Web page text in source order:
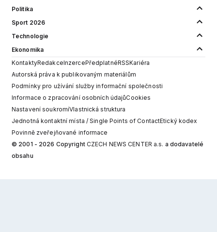
Politika
Sport 2026
Technologie
Ekonomika
KontaktyRedakceInzercePředplatnéRSSKariéra
Autorská práva k publikovaným materiálům
Podmínky pro užívání služby informační společnosti
Informace o zpracování osobních údajůCookies
Nastavení soukromíVlastnická struktura
Jednotná kontaktní místa / Single Points of ContactEtický kodex
Povinně zveřejňované informace
© 2001 - 2026 Copyright CZECH NEWS CENTER a.s. a dodavatelé
obsahu